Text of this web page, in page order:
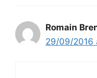
Romain
29/09/2016